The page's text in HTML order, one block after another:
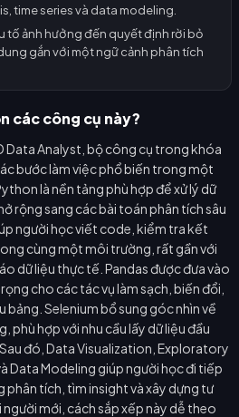
time series và data modeling.
tố ảnh hưởng đến quyết định rời bỏ
gắn với một ngữ cảnh phân tích
các công cụ này?
Data Analyst, bộ công cụ trong khóa
bước làm việc phổ biến trong một
là nền tảng phù hợp để xử lý dữ
rộng sang các bài toán phân tích sâu
người học viết code, kiểm tra kết
cùng một môi trường, rất gần với
dữ liệu thực tế. Pandas được đưa vào
cho các tác vụ làm sạch, biến đổi,
bảng. Selenium bổ sung góc nhìn về
phù hợp với nhu cầu lấy dữ liệu đầu
đó, Data Visualization, Exploratory
Data Modeling giúp người học đi tiếp
phân tích, tìm insight và xây dựng tư
người mới, cách sắp xếp này dễ theo